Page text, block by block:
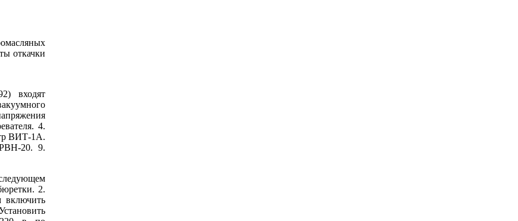
откачки
входят
4.
ВИТ-1А.
20. 9.
2.
включить